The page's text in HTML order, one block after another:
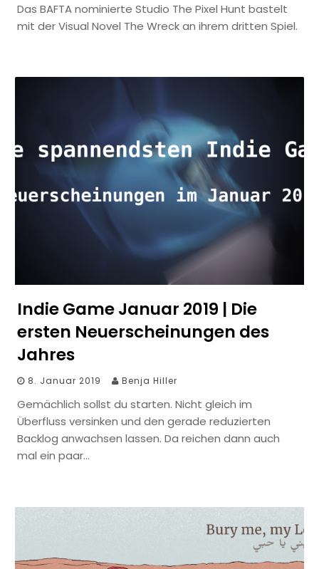
Das BAFTA nominierte Studio The Pixel Hunt bastelt
mit der Visual Novel The Wreck an ihrem dritten Spiel.
Indie Game Januar 2019 | Die
ersten Neuerscheinungen des
Jahres
8. Januar 2019 Benja Hiller
Gemächlich sollst du starten. Nicht gleich im
Überfluss versinken und den gerade reduzierten
Backlog anwachsen lassen. Da reichen dann auch
mal ein paar…